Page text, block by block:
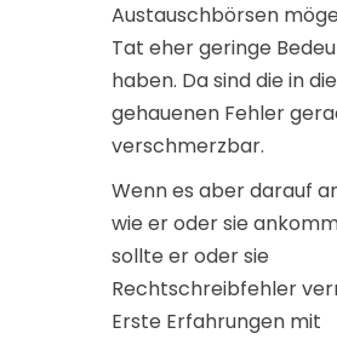
Austauschbörsen
Tat eher geringe
haben. Da sind die in
gehauenen Fehler
verschmerzbar.
Wenn es aber darauf
wie er oder sie
sollte er oder sie
Rechtschreibfehler
Erste Erfahrungen mit